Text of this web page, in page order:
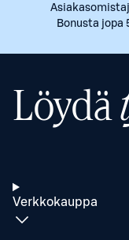
Bonusta jopa
Löydä
Verkkokauppa